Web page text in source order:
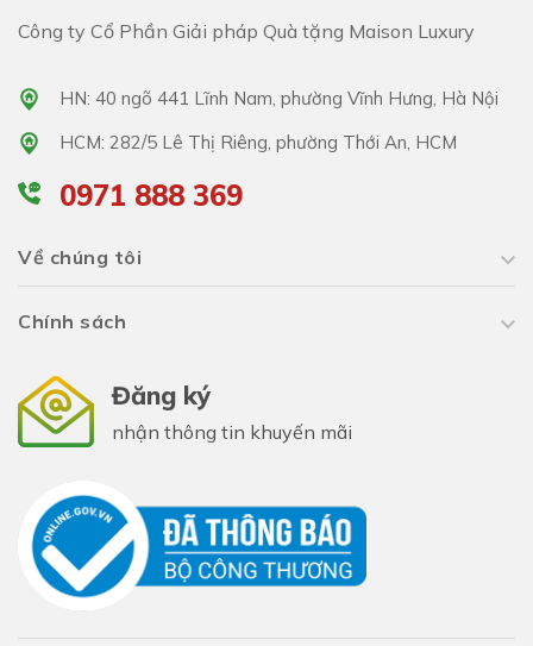
Công ty Cổ Phần Giải pháp Quà tặng Maison Luxury
HN: 40 ngõ 441 Lĩnh Nam, phường Vĩnh Hưng, Hà Nội
HCM: 282/5 Lê Thị Riêng, phường Thới An, HCM
0971 888 369
Về chúng tôi
Chính sách
Đăng ký
nhận thông tin khuyến mãi